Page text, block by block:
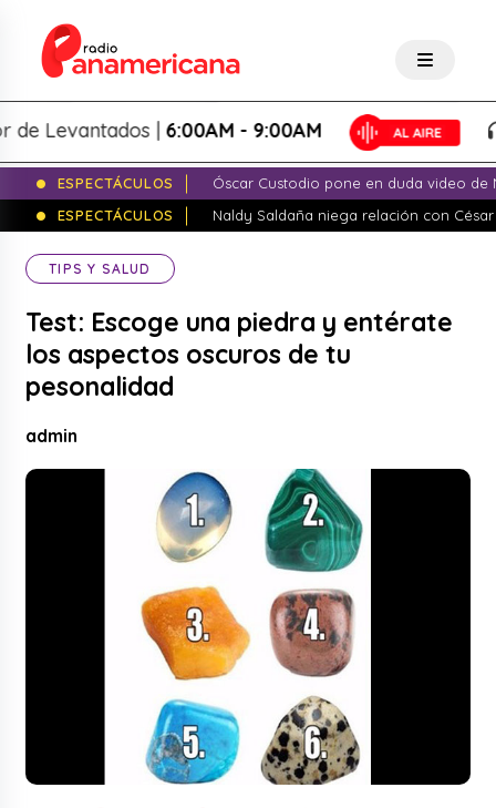
Levantados |6:00AM - 9:00AM
ESPECTÁCULOS
Óscar Custodio pone en duda video de
ESPECTÁCULOS
Naldy Saldaña niega relación con
TIPS Y SALUD
Test: Escoge una piedra y entérate
los aspectos oscuros de tu
pesonalidad
admin